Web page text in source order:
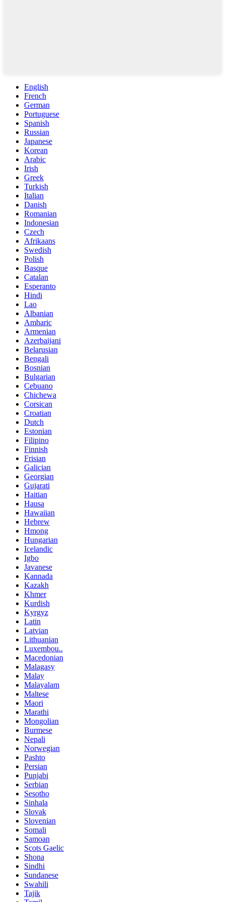
English
French
German
Portuguese
Spanish
Russian
Japanese
Korean
Arabic
Irish
Greek
Turkish
Italian
Danish
Romanian
Indonesian
Czech
Afrikaans
Swedish
Polish
Basque
Catalan
Esperanto
Hindi
Lao
Albanian
Amharic
Armenian
Azerbaijani
Belarusian
Bengali
Bosnian
Bulgarian
Cebuano
Chichewa
Corsican
Croatian
Dutch
Estonian
Filipino
Finnish
Frisian
Galician
Georgian
Gujarati
Haitian
Hausa
Hawaiian
Hebrew
Hmong
Hungarian
Icelandic
Igbo
Javanese
Kannada
Kazakh
Khmer
Kurdish
Kyrgyz
Latin
Latvian
Lithuanian
Luxembou..
Macedonian
Malagasy
Malay
Malayalam
Maltese
Maori
Marathi
Mongolian
Burmese
Nepali
Norwegian
Pashto
Persian
Punjabi
Serbian
Sesotho
Sinhala
Slovak
Slovenian
Somali
Samoan
Scots Gaelic
Shona
Sindhi
Sundanese
Swahili
Tajik